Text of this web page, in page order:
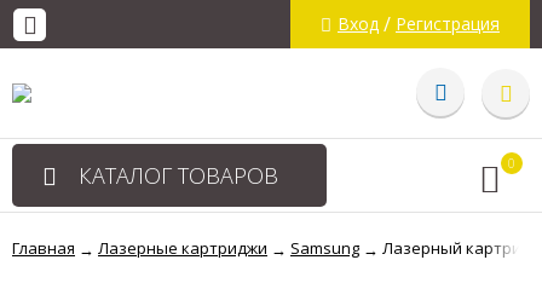
Вход / Регистрация
КАТАЛОГ ТОВАРОВ 0
Главная → Лазерные картриджи → Samsung → Лазерный картридж